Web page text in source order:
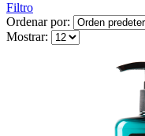
Filtro
Ordenar por:
Mostrar: